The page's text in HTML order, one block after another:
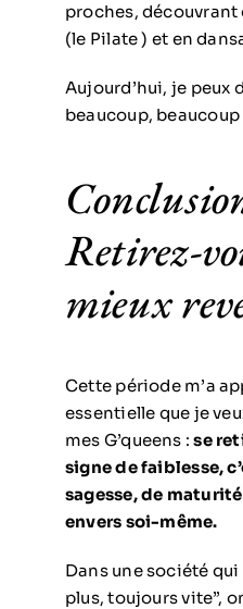
proches, découvrant
(le Pilate ) et en
Aujourd’hui, je peux
beaucoup, beaucoup
Retirez-
mieux
Cette période m’a
essentielle que je
mes G’queens :se
signe de faiblesse,
sagesse, de
envers soi-même.
Dans une société
plus, toujours vite”,